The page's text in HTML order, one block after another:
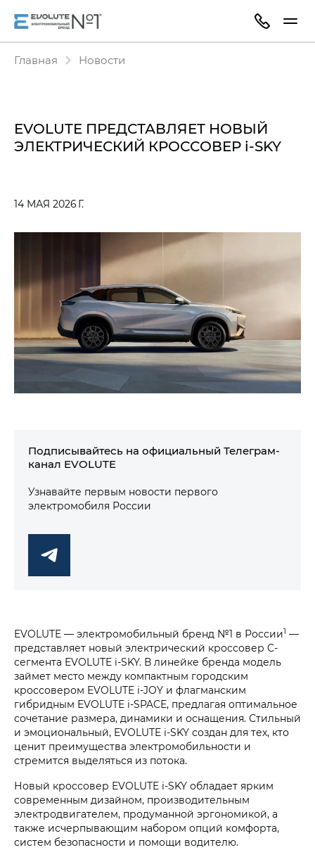
Главная Новости
EVOLUTE ПРЕДСТАВЛЯЕТ НОВЫЙ
ЭЛЕКТРИЧЕСКИЙ КРОССОВЕР i‑SKY
14 МАЯ 2026 Г.
Подписывайтесь на официальный Телеграм-
канал EVOLUTE
Узнавайте первым новости первого
электромобиля России
EVOLUTE — электромобильный бренд №1 в России1 —
представляет новый электрический кроссовер C-
сегмента EVOLUTE i‑SKY. В линейке бренда модель
займет место между компактным городским
кроссовером EVOLUTE i‑JOY и флагманским
гибридным EVOLUTE i‑SPACE, предлагая оптимальное
сочетание размера, динамики и оснащения. Стильный
и эмоциональный, EVOLUTE i‑SKY создан для тех, кто
ценит преимущества электромобильности и
стремится выделяться из потока.
Новый кроссовер EVOLUTE i‑SKY обладает ярким
современным дизайном, производительным
электродвигателем, продуманной эргономикой, а
также исчерпывающим набором опций комфорта,
систем безопасности и помощи водителю.